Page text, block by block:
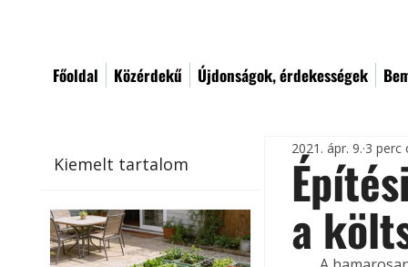
Főoldal Közérdekű Újdonságok, érdekességek
Kiemelt tartalom
a
2021. ápr. 9. 3 perc